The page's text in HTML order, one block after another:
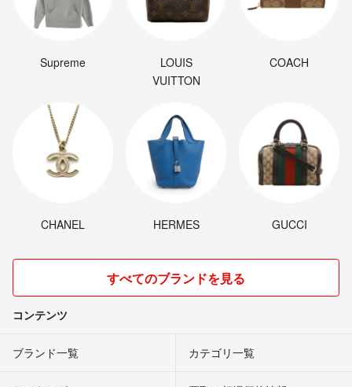
Supreme
LOUIS
VUITTON
COACH
CHANEL HERMES GUCCI
すべてのブランドを見る
コンテンツ
ブランド一覧 カテゴリ一覧